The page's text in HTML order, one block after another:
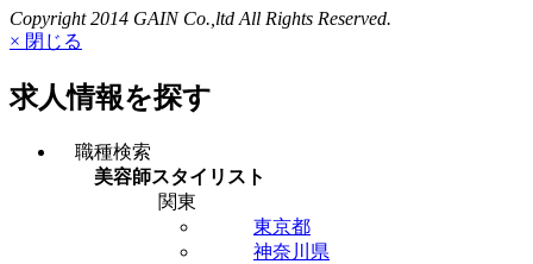
Copyright 2014 GAIN Co.,ltd All Rights Reserved.
× 閉じる
求人情報を探す
職種検索
美容師スタイリスト
関東
東京都
神奈川県